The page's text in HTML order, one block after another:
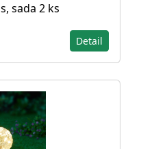
sada 2 ks
Detail